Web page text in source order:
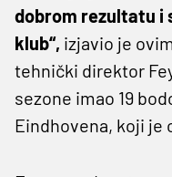
dobrom rezultatu i
klub“, izjavio je
tehnički direktor
sezone imao 19
Eindhovena, koji je